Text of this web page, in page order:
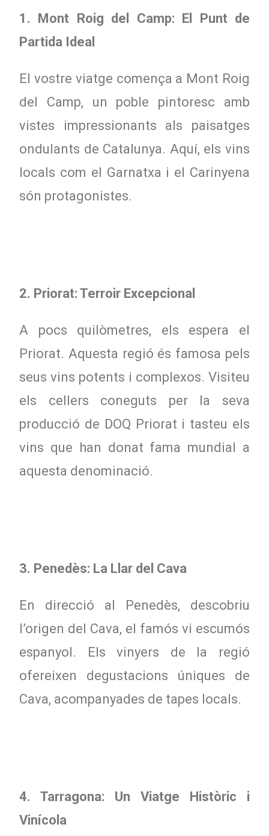
1. Mont Roig del Camp: El Punt de
Partida Ideal
El vostre viatge comença a Mont Roig
del Camp, un poble pintoresc amb
vistes impressionants als paisatges
ondulants de Catalunya. Aquí, els vins
locals com el Garnatxa i el Carinyena
són protagonistes.
2. Priorat: Terroir Excepcional
A pocs quilòmetres, els espera el
Priorat. Aquesta regió és famosa pels
seus vins potents i complexos. Visiteu
els cellers coneguts per la seva
producció de DOQ Priorat i tasteu els
vins que han donat fama mundial a
aquesta denominació.
3. Penedès: La Llar del Cava
En direcció al Penedès, descobriu
l’origen del Cava, el famós vi escumós
espanyol. Els vinyers de la regió
ofereixen degustacions úniques de
Cava, acompanyades de tapes locals.
4. Tarragona: Un Viatge Històric i
Vinícola